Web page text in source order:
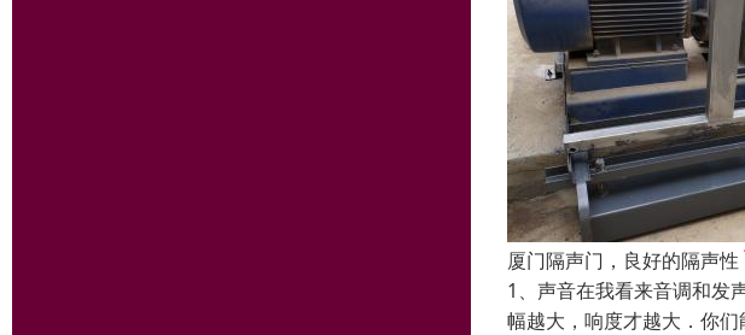
厦门隔声门，良好的隔声性
1、声音在我看来音调和发
幅越大，响度才越大．你